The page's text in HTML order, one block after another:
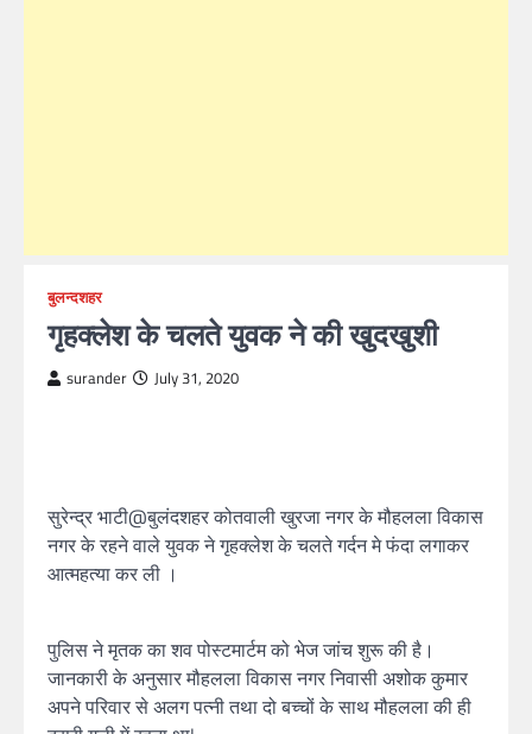
बुलन्दशहर
गृहक्लेश के चलते युवक ने की खुदखुशी
surander July 31, 2020
सुरेन्द्र भाटी@बुलंदशहर कोतवाली खुरजा नगर के मौहलला विकास
नगर के रहने वाले युवक ने गृहक्लेश के चलते गर्दन मे फंदा लगाकर
आत्महत्या कर ली ।
पुलिस ने मृतक का शव पोस्टमार्टम को भेज जांच शुरू की है।
जानकारी के अनुसार मौहलला विकास नगर निवासी अशोक कुमार
अपने परिवार से अलग पत्नी तथा दो बच्चों के साथ मौहलला की ही